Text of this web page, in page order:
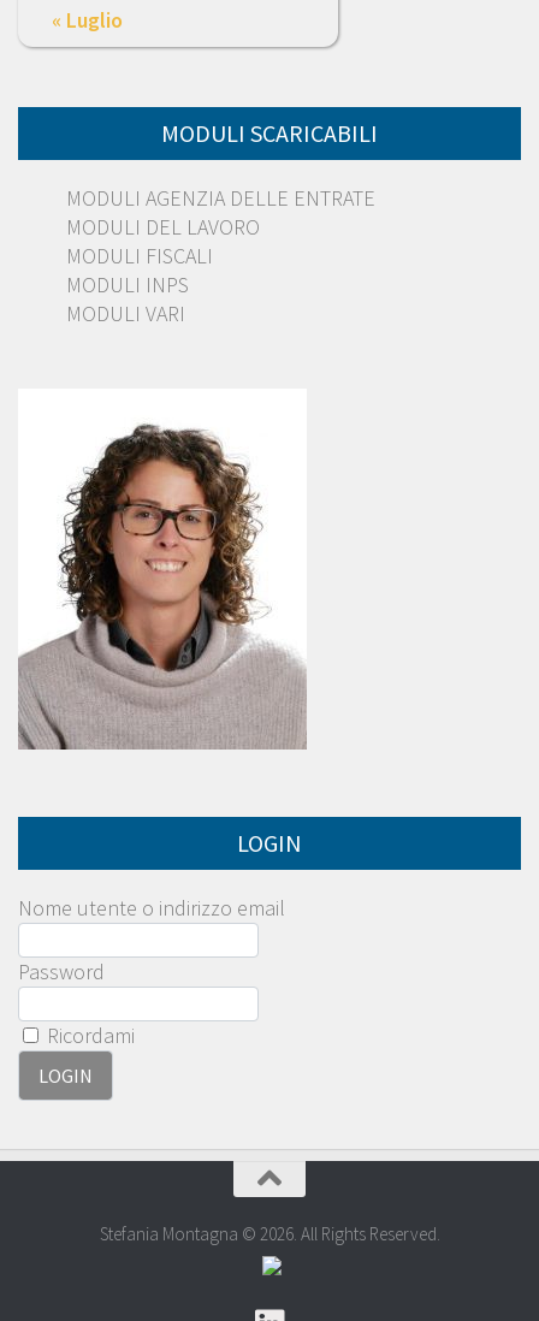
« Luglio
MODULI SCARICABILI
MODULI AGENZIA DELLE ENTRATE
MODULI DEL LAVORO
MODULI FISCALI
MODULI INPS
MODULI VARI
LOGIN
Nome utente o indirizzo email
Password
Ricordami
Stefania Montagna © 2026. All Rights Reserved.